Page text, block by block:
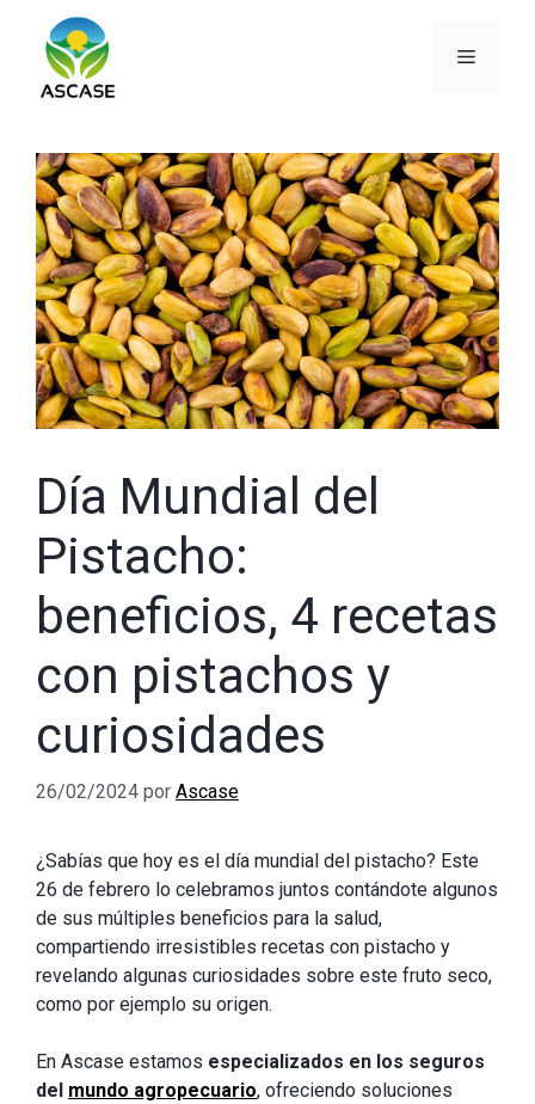
contenido
Menú
Día Mundial del
Pistacho:
beneficios, 4 recetas
con pistachos y
curiosidades
26/02/2024 por Ascase
¿Sabías que hoy es el día mundial del pistacho? Este
26 de febrero lo celebramos juntos contándote algunos
de sus múltiples beneficios para la salud,
compartiendo irresistibles recetas con pistacho y
revelando algunas curiosidades sobre este fruto seco,
como por ejemplo su origen.
En Ascase estamos especializados en los seguros
del mundo agropecuario, ofreciendo soluciones